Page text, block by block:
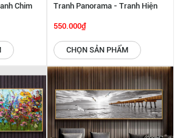
Chim
Tranh Panorama - Tranh Hiện
Đại SGP 6142244
550.000₫
CHỌN SẢN PHẨM